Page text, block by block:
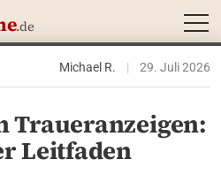
.de
Michael R. | 29. Juli 2026
Traueranzeigen:
Leitfaden